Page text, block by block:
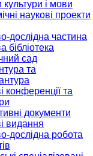
культури і мови
наукові проекти
дослідна частина
бібліотека
сад
та
конференції та
документи
видання
дослідна робота